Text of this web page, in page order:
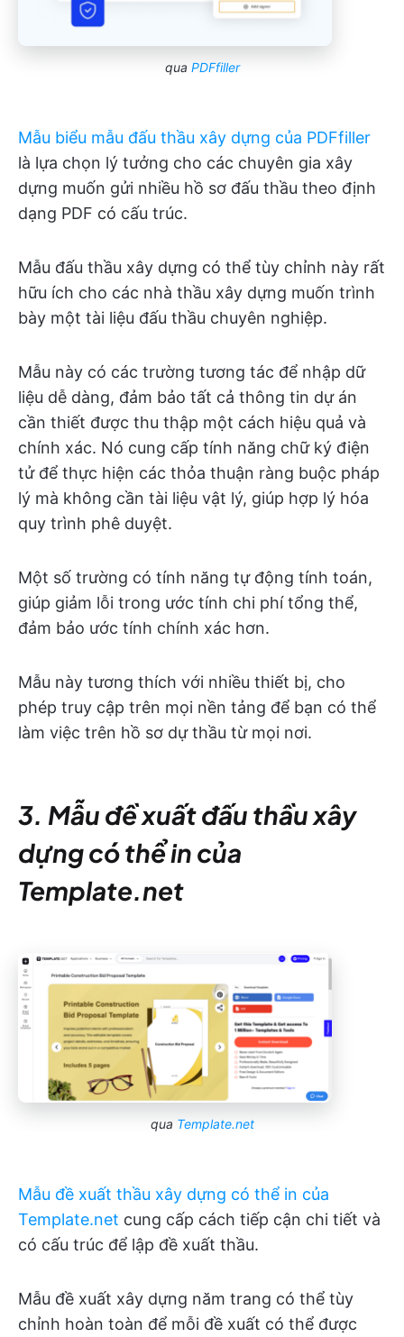
qua PDFfiller
Mẫu biểu mẫu đấu thầu xây dựng của PDFfiller
là lựa chọn lý tưởng cho các chuyên gia xây
dựng muốn gửi nhiều hồ sơ đấu thầu theo định
dạng PDF có cấu trúc.
Mẫu đấu thầu xây dựng có thể tùy chỉnh này rất
hữu ích cho các nhà thầu xây dựng muốn trình
bày một tài liệu đấu thầu chuyên nghiệp.
Mẫu này có các trường tương tác để nhập dữ
liệu dễ dàng, đảm bảo tất cả thông tin dự án
cần thiết được thu thập một cách hiệu quả và
chính xác. Nó cung cấp tính năng chữ ký điện
tử để thực hiện các thỏa thuận ràng buộc pháp
lý mà không cần tài liệu vật lý, giúp hợp lý hóa
quy trình phê duyệt.
Một số trường có tính năng tự động tính toán,
giúp giảm lỗi trong ước tính chi phí tổng thể,
đảm bảo ước tính chính xác hơn.
Mẫu này tương thích với nhiều thiết bị, cho
phép truy cập trên mọi nền tảng để bạn có thể
làm việc trên hồ sơ dự thầu từ mọi nơi.
3. Mẫu đề xuất đấu thầu xây
dựng có thể in của
Template.net
qua Template.net
Mẫu đề xuất thầu xây dựng có thể in của
Template.net cung cấp cách tiếp cận chi tiết và
có cấu trúc để lập đề xuất thầu.
Mẫu đề xuất xây dựng năm trang có thể tùy
chỉnh hoàn toàn để mỗi đề xuất có thể được